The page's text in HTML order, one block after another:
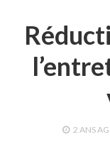
2 ANS